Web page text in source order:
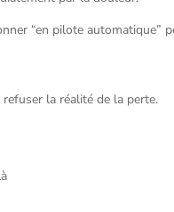
“en pilote automatique”
la réalité de la perte.